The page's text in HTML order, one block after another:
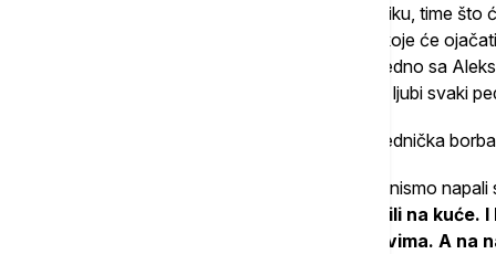
paoru da ide na svoju njivu i radniku u fabriku, time
da je Kosovo nezavisno. Nego promene koje će
promene možemo sprovesti samo mi, zajedno sa
narod Srbije. Narod koji voli svoju državu i ljubi svaki
On je okupljene zamolio da se nastavi zajednička
"Mi nikad nismo nikom išli na kuću. Nikom nismo
Oni su nama dolazili na
na kuću. I mnogim drugim našim članovima. A